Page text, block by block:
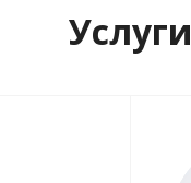
Услуги